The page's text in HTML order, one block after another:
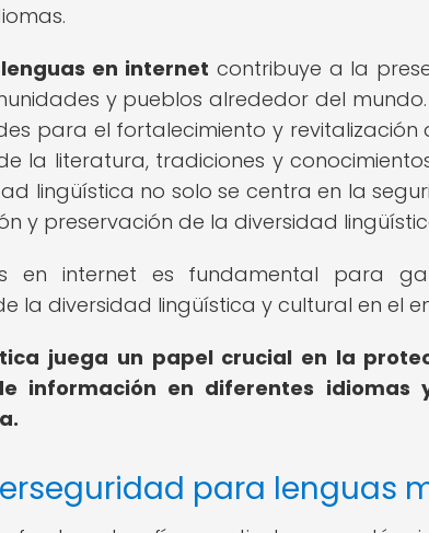
en internet contribuye a la
y pueblos alrededor del
para el fortalecimiento y revitalización
la literatura, tradiciones y
lingüística no solo se centra en la
y preservación de la diversidad
en internet es fundamental para
la diversidad lingüística y cultural en el
juega un papel crucial en la
información en diferentes idiomas
para lenguas